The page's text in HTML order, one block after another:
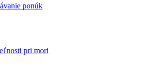
ponúk
pri mori